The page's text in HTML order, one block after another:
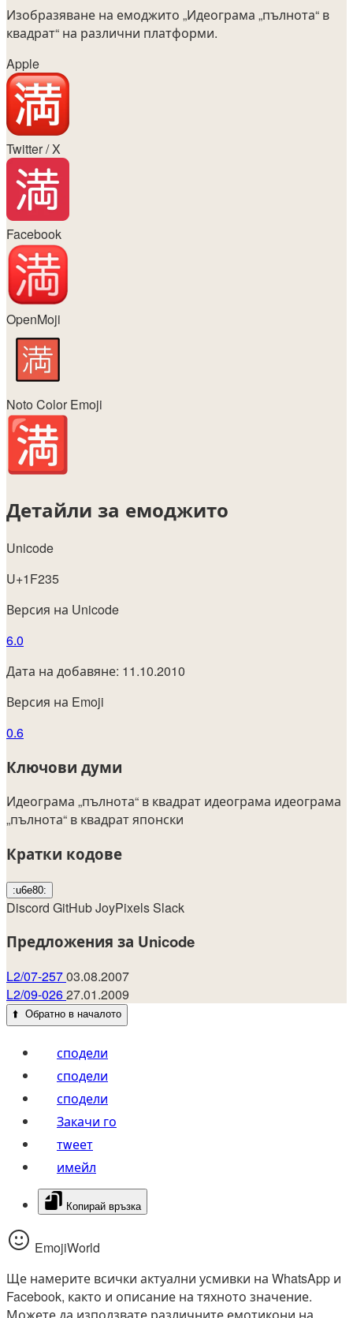
Изобразяване на емоджито „Идеограма „пълнота“ в
квадрат“ на различни платформи.
Apple
Twitter / X
Facebook
OpenMoji
Noto Color Emoji
Детайли за емоджито
Unicode
U+1F235
Версия на Unicode
6.0
Дата на добавяне: 11.10.2010
Версия на Emoji
0.6
Ключови думи
Идеограма „пълнота“ в квадрат идеограма идеограма
„пълнота“ в квадратяпонски
Кратки кодове
:u6e80:
Discord GitHubJoyPixelsSlack
Предложения за Unicode
L2/07-25703.08.2007
L2/09-02627.01.2009
⬆️ Обратно в началото
сподели
сподели
сподели
Закачи го
тwеет
имейл
Копирай връзка
EmojiWorld
Ще намерите всички актуални усмивки на WhatsApp и
Facebook, както и описание на тяхното значение.